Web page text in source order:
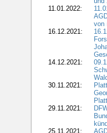
11.01.2022:
von
16.12.2021:
14.12.2021:
30.11.2021:
29.11.2021:
25.11.2021: